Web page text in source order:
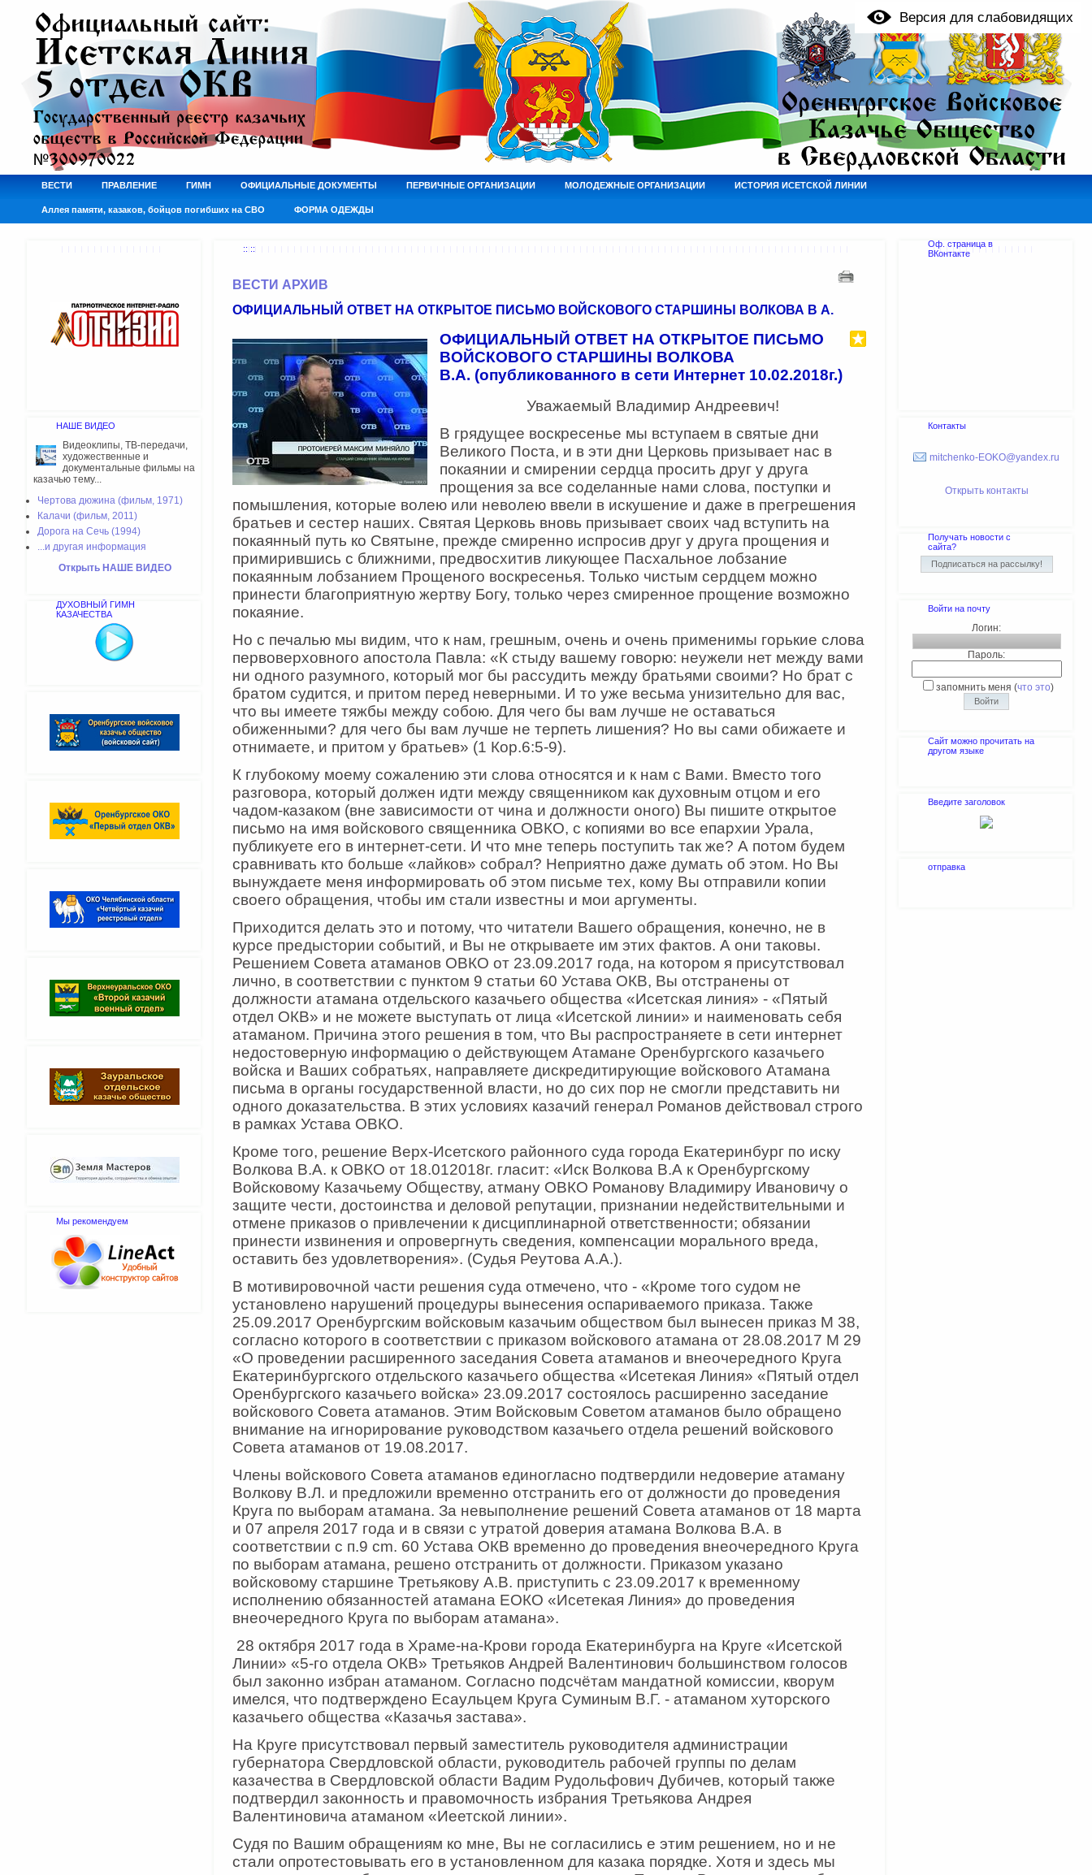
Версия для слабовидящих
ВЕСТИ ПРАВЛЕНИЕ ГИМН ОФИЦИАЛЬНЫЕ ДОКУМЕНТЫ ПЕРВИЧНЫЕ ОРГАНИЗАЦИИ МОЛОДЕЖНЫЕ ОРГАНИЗАЦИИ ИСТОРИЯ ИСЕТСКОЙ ЛИНИИ
Аллея памяти, казаков, бойцов погибших на СВО ФОРМА ОДЕЖДЫ
НАШЕ ВИДЕО
Видеоклипы, ТВ-передачи,
художественные и
документальные фильмы на
казачью тему...
Чертова дюжина (фильм, 1971)
Калачи (фильм, 2011)
Дорога на Сечь (1994)
...и другая информация
Открыть НАШЕ ВИДЕО
ДУХОВНЫЙ ГИМН
КАЗАЧЕСТВА
Мы рекомендуем
:: ::
ВЕСТИ АРХИВ
ОФИЦИАЛЬНЫЙ ОТВЕТ НА ОТКРЫТОЕ ПИСЬМО ВОЙСКОВОГО СТАРШИНЫ ВОЛКОВА В А.
ОФИЦИАЛЬНЫЙ ОТВЕТ НА ОТКРЫТОЕ ПИСЬМО
ВОЙСКОВОГО СТАРШИНЫ ВОЛКОВА
В.А. (опубликованного в сети Интернет 10.02.2018г.)
Уважаемый Владимир Андреевич!
В грядущее воскресенье мы вступаем в святые дни
Великого Поста, и в эти дни Церковь призывает нас в
покаянии и смирении сердца просить друг у друга
прощения за все соделанные нами слова, поступки и
помышления, которые волею или неволею ввели в искушение и даже в прегрешения
братьев и сестер наших. Святая Церковь вновь призывает своих чад вступить на
покаянный путь ко Святыне, прежде смиренно испросив друг у друга прощения и
примирившись с ближними, предвосхитив ликующее Пасхальное лобзание
покаянным лобзанием Прощеного воскресенья. Только чистым сердцем можно
принести благоприятную жертву Богу, только через смиренное прощение возможно
покаяние.
Но с печалью мы видим, что к нам, грешным, очень и очень применимы горькие слова
первоверховного апостола Павла: «К стыду вашему говорю: неужели нет между вами
ни одного разумного, который мог бы рассудить между братьями своими? Но брат с
братом судится, и притом перед неверными. И то уже весьма унизительно для вас,
что вы имеете тяжбы между собою. Для чего бы вам лучше не оставаться
обиженными? для чего бы вам лучше не терпеть лишения? Но вы сами обижаете и
отнимаете, и притом у братьев» (1 Кор.6:5-9).
К глубокому моему сожалению эти слова относятся и к нам с Вами. Вместо того
разговора, который должен идти между священником как духовным отцом и его
чадом-казаком (вне зависимости от чина и должности оного) Вы пишите открытое
письмо на имя войскового священника ОВКО, с копиями во все епархии Урала,
публикуете его в интернет-сети. И что мне теперь поступить так же? А потом будем
сравнивать кто больше «лайков» собрал? Неприятно даже думать об этом. Но Вы
вынуждаете меня информировать об этом письме тех, кому Вы отправили копии
своего обращения, чтобы им стали известны и мои аргументы.
Приходится делать это и потому, что читатели Вашего обращения, конечно, не в
курсе предыстории событий, и Вы не открываете им этих фактов. А они таковы.
Решением Совета атаманов ОВКО от 23.09.2017 года, на котором я присутствовал
лично, в соответствии с пунктом 9 статьи 60 Устава ОКВ, Вы отстранены от
должности атамана отдельского казачьего общества «Исетская линия» - «Пятый
отдел ОКВ» и не можете выступать от лица «Исетской линии» и наименовать себя
атаманом. Причина этого решения в том, что Вы распространяете в сети интернет
недостоверную информацию о действующем Атамане Оренбургского казачьего
войска и Ваших собратьях, направляете дискредитирующие войскового Атамана
письма в органы государственной власти, но до сих пор не смогли представить ни
одного доказательства. В этих условиях казачий генерал Романов действовал строго
в рамках Устава ОВКО.
Кроме того, решение Верх-Исетского районного суда города Екатеринбург по иску
Волкова В.А. к ОВКО от 18.012018г. гласит: «Иск Волкова В.А к Оренбургскому
Войсковому Казачьему Обществу, атману ОВКО Романову Владимиру Ивановичу о
защите чести, достоинства и деловой репутации, признании недействительными и
отмене приказов о привлечении к дисциплинарной ответственности; обязании
принести извинения и опровергнуть сведения, компенсации морального вреда,
оставить без удовлетворения». (Судья Реутова А.А.).
В мотивировочной части решения суда отмечено, что - «Кроме того судом не
установлено нарушений процедуры вынесения оспариваемого приказа. Также
25.09.2017 Оренбургским войсковым казачьим обществом был вынесен приказ М 38,
согласно которого в соответствии с приказом войскового атамана от 28.08.2017 М 29
«О проведении расширенного заседания Совета атаманов и внеочередного Круга
Екатеринбургского отдельского казачьего общества «Исетекая Линия» «Пятый отдел
Оренбургского казачьего войска» 23.09.2017 состоялось расширенно заседание
войскового Совета атаманов. Этим Войсковым Советом атаманов было обращено
внимание на игнорирование руководством казачьего отдела решений войскового
Совета атаманов от 19.08.2017.
Члены войскового Совета атаманов единогласно подтвердили недоверие атаману
Волкову В.Л. и предложили временно отстранить его от должности до проведения
Круга по выборам атамана. За невыполнение решений Совета атаманов от 18 марта
и 07 апреля 2017 года и в связи с утратой доверия атамана Волкова В.А. в
соответствии с п.9 cm. 60 Устава ОКВ временно до проведения внеочередного Круга
по выборам атамана, решено отстранить от должности. Приказом указано
войсковому старшине Третьякову А.В. приступить с 23.09.2017 к временному
исполнению обязанностей атамана ЕОКО «Исетекая Линия» до проведения
внеочередного Круга по выборам атамана».
28 октября 2017 года в Храме-на-Крови города Екатеринбурга на Круге «Исетской
Линии» «5-го отдела ОКВ» Третьяков Андрей Валентинович большинством голосов
был законно избран атаманом. Согласно подсчётам мандатной комиссии, кворум
имелся, что подтверждено Есаульцем Круга Суминым В.Г. - атаманом хуторского
казачьего общества «Казачья застава».
На Круге присутствовал первый заместитель руководителя администрации
губернатора Свердловской области, руководитель рабочей группы по делам
казачества в Свердловской области Вадим Рудольфович Дубичев, который также
подтвердил законность и правомочность избрания Третьякова Андрея
Валентиновича атаманом «Иеетской линии».
Судя по Вашим обращениям ко мне, Вы не согласились е этим решением, но и не
стали опротестовывать его в установленном для казака порядке. Хотя и здесь мы
Оф. страница в
ВКонтакте
Контакты
mitchenko-EOKO@yandex.ru
Открыть контакты
Получать новости с
сайта?
Войти на почту
Логин:
Пароль:
запомнить меня (что это)
Сайт можно прочитать на
другом языке
Введите заголовок
отправка